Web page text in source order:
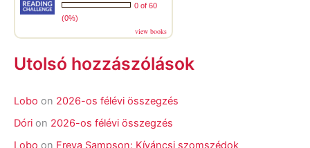
0 of 60
(0%)
view books
Utolsó hozzászólások
Lobo on 2026-os félévi összegzés
Dóri on 2026-os félévi összegzés
Lobo on Freya Sampson: Kíváncsi szomszédok